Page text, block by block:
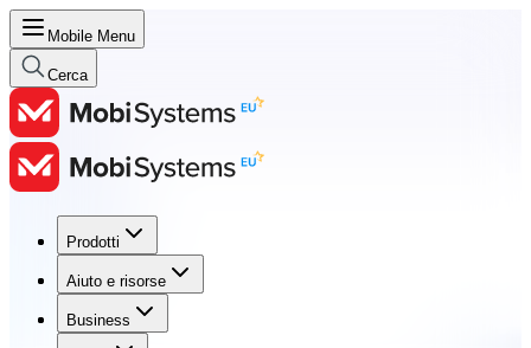
Mobile Menu
Cerca
Prodotti
Aiuto e risorse
Business
Prodotti
Aiuto e risorse
Business